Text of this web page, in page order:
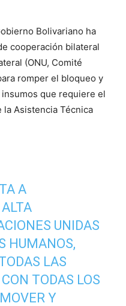
Bolivariano ha
cooperación bilateral
(ONU, Comité
romper el bloqueo y
que requiere el
la Asistencia Técnica
A
UNIDAS
HUMANOS,
LAS
TODAS LOS
Y